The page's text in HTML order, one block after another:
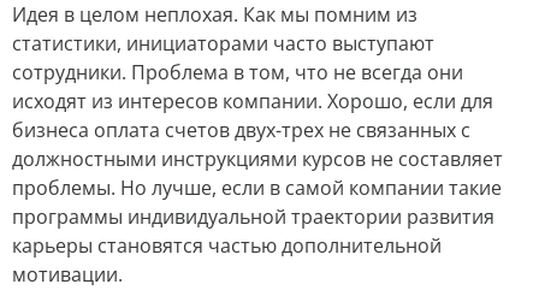
Идея в целом неплохая. Как мы помним из
статистики, инициаторами часто выступают
сотрудники. Проблема в том, что не всегда они
исходят из интересов компании. Хорошо, если для
бизнеса оплата счетов двух-трех не связанных с
должностными инструкциями курсов не составляет
проблемы. Но лучше, если в самой компании такие
программы индивидуальной траектории развития
карьеры становятся частью дополнительной
мотивации.